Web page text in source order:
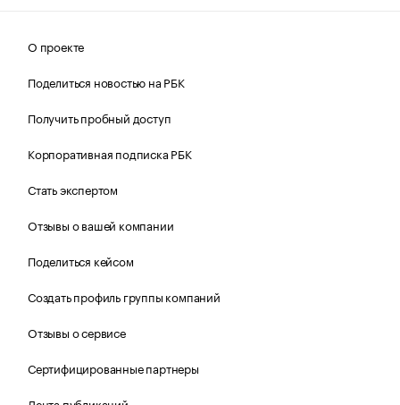
О проекте
Поделиться новостью на РБК
Получить пробный доступ
Корпоративная подписка РБК
Стать экспертом
Отзывы о вашей компании
Поделиться кейсом
Создать профиль группы компаний
Отзывы о сервисе
Сертифицированные партнеры